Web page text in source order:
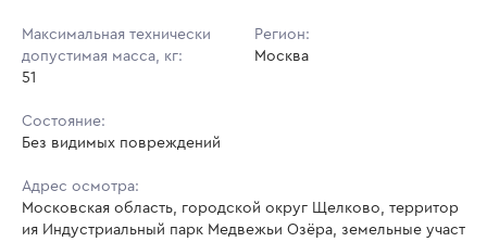
Максимальная технически
допустимая масса, кг:
51
Регион:
Москва
Состояние:
Без видимых повреждений
Адрес осмотра:
Московская область, городской округ Щелково, территор
ия Индустриальный парк Медвежьи Озёра, земельные участ